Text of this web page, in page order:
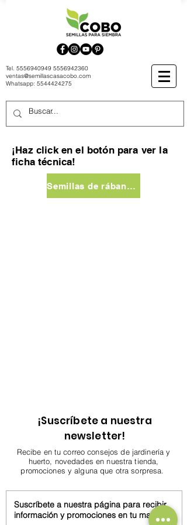
Tel. 5556940949 5556942360
ventas@semillascasacobo.com
Whatsapp: 5544424275
¡Haz click en el botón para ver la
ficha técnica!
Semillas de rábano negro
¡Suscríbete a nuestra
newsletter!
Recibe en tu correo consejos de jardinería y
huerto, novedades en nuestra tienda,
promociones y alguna que otra sorpresa.
Suscríbete a nuestra página para recibir
información y promociones en tu mail.